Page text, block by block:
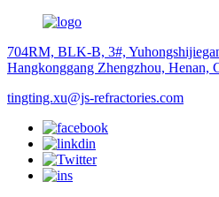
704RM, BLK-B, 3#,
Hangkonggang Zhengzhou, Henan,
tingting.xu@js-refractories.com